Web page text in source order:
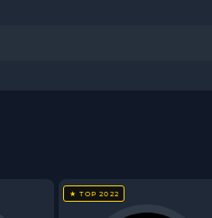
★ TOP 2022